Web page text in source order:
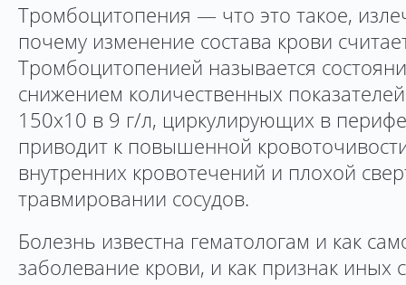
Тромбоцитопения — что это такое,
почему изменение состава крови
Тромбоцитопенией называется
снижением количественных
150х10 в 9 г/л, циркулирующих в
приводит к повышенной
внутренних кровотечений и плохой
травмировании сосудов.
Болезнь известна гематологам и как
заболевание крови, и как признак иных